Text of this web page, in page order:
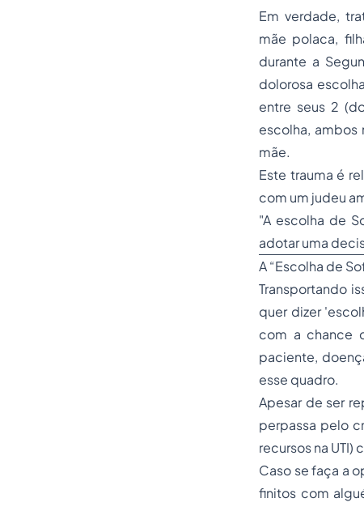
Em verdade,
mãe polaca,
durante a
dolorosa
entre seus 2
escolha, ambos
mãe.
Este trauma é
com um judeu
"A escolha de
adotar uma
A “Escolha de
Transportando
quer dizer
com a chance
paciente,
esse quadro.
Apesar de ser
perpassa pelo
recursos na
Caso se faça a
finitos com